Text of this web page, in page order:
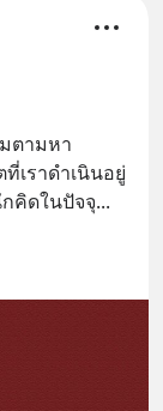
ตามหา
เราดำเนินอยู่
คิดในปัจจุ